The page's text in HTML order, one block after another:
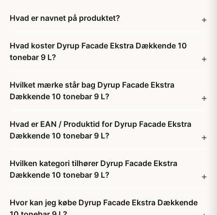
Hvad er navnet på produktet?
Hvad koster Dyrup Facade Ekstra Dækkende 10
tonebar 9 L?
Hvilket mærke står bag Dyrup Facade Ekstra
Dækkende 10 tonebar 9 L?
Hvad er EAN / Produktid for Dyrup Facade Ekstra
Dækkende 10 tonebar 9 L?
Hvilken kategori tilhører Dyrup Facade Ekstra
Dækkende 10 tonebar 9 L?
Hvor kan jeg købe Dyrup Facade Ekstra Dækkende